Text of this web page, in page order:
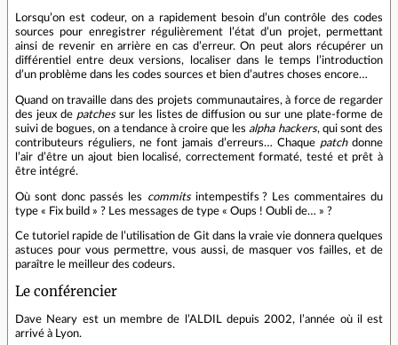
Lorsqu’on est codeur, on a rapidement besoin d’un contrôle des codes
sources pour enregistrer régulièrement l’état d’un projet, permettant
ainsi de revenir en arrière en cas d’erreur. On peut alors récupérer un
différentiel entre deux versions, localiser dans le temps l’introduction
d’un problème dans les codes sources et bien d’autres choses encore…
Quand on travaille dans des projets communautaires, à force de regarder
des jeux de patchessur les listes de diffusion ou sur une plate‐forme de
suivi de bogues, on a tendance à croire que lesalpha hackers, qui sont des
contributeurs réguliers, ne font jamais d’erreurs… Chaque patchdonne
l’air d’être un ajout bien localisé, correctement formaté, testé et prêt à
être intégré.
Où sont donc passés les commitsintempestifs ? Les commentaires du
type « Fix build » ? Les messages de type « Oups ! Oubli de… » ?
Ce tutoriel rapide de l’utilisation de Git dans la vraie vie donnera quelques
astuces pour vous permettre, vous aussi, de masquer vos failles, et de
paraître le meilleur des codeurs.
Le conférencier
Dave Neary est un membre de l’ALDIL depuis 2002, l’année où il est
arrivé à Lyon.